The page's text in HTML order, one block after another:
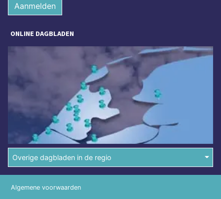
Aanmelden
ONLINE DAGBLADEN
Overige dagbladen in de regio
Algemene voorwaarden